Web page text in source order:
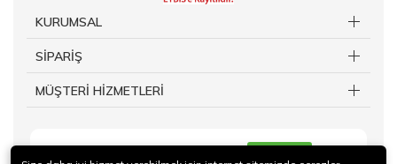
KURUMSAL
SİPARİŞ
MÜŞTERİ HİZMETLERİ